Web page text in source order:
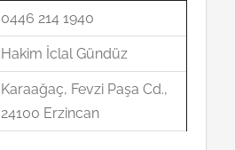
0446 214 1940
Hakim İclal Gündüz
Karaağaç, Fevzi Paşa Cd.,
24100 Erzincan